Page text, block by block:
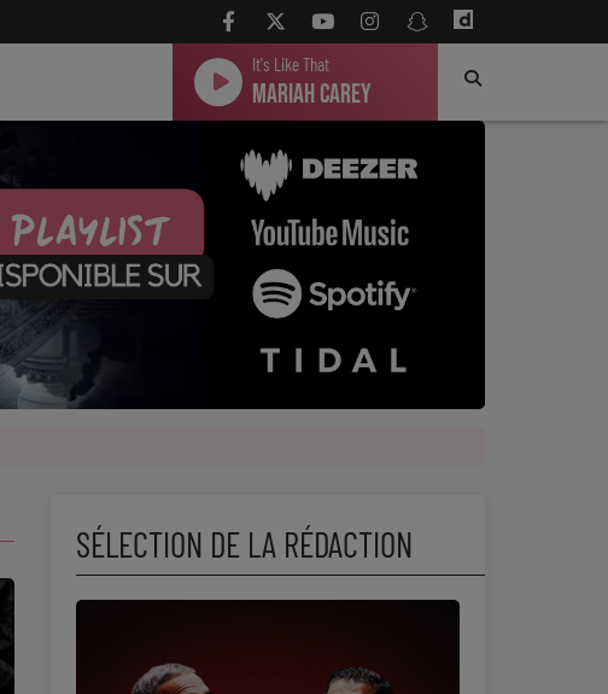
It's Like That
Mariah Carey
SÉLECTION DE LA RÉDACTION